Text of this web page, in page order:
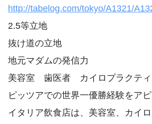
http://tabelog.com/tokyo/A1321/
2.5等立地
抜け道の立地
地元マダムの発信力
美容室 歯医者 カイロプラクティ
ピッツアでの世界一優勝経験をアピ
イタリア飲食店は、美容室、カイ